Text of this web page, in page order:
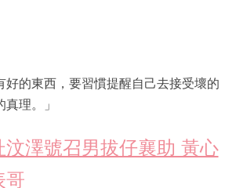
好的東西，要習慣提醒自己去接受壞的
理。」
汶澤號召男拔仔襄助 黃心
哥